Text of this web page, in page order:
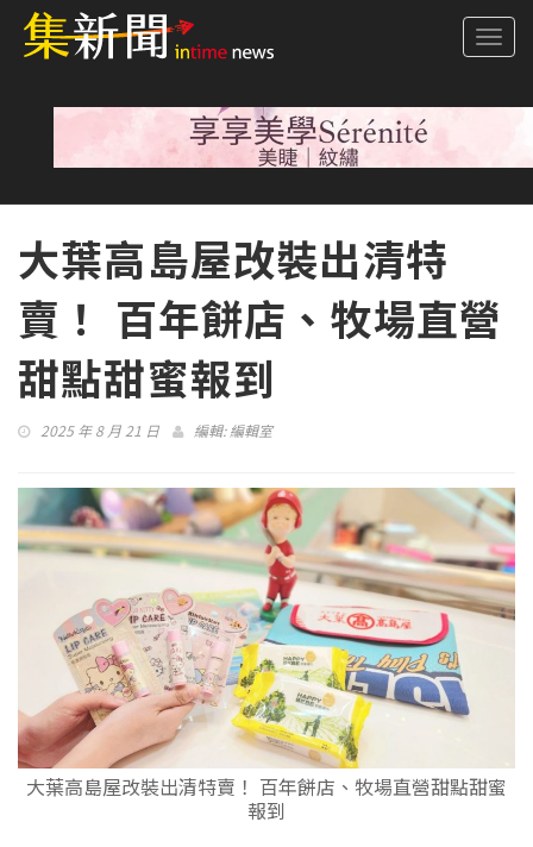
大葉高島屋改裝出清特
賣！ 百年餅店、牧場直營
甜點甜蜜報到
2025 年 8 月 21 日 編輯:編輯室
大葉高島屋改裝出清特賣！ 百年餅店、牧場直營甜點甜蜜
報到